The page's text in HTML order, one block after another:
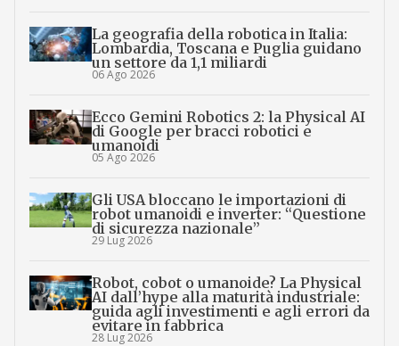
La geografia della robotica in Italia:
Lombardia, Toscana e Puglia guidano
un settore da 1,1 miliardi
06 Ago 2026
Ecco Gemini Robotics 2: la Physical AI
di Google per bracci robotici e
umanoidi
05 Ago 2026
Gli USA bloccano le importazioni di
robot umanoidi e inverter: “Questione
di sicurezza nazionale”
29 Lug 2026
Robot, cobot o umanoide? La Physical
AI dall’hype alla maturità industriale:
guida agli investimenti e agli errori da
evitare in fabbrica
28 Lug 2026